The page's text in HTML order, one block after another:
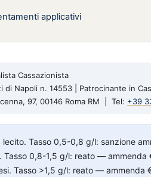
applicativi
Cassazionista
di Napoli n. 14553 | Patrocinante in
97, 00146 Roma RM | Tel: +39
Tasso 0,5-0,8 g/l: sanzione
Tasso 0,8-1,5 g/l: reato —
Tasso >1,5 g/l: reato —